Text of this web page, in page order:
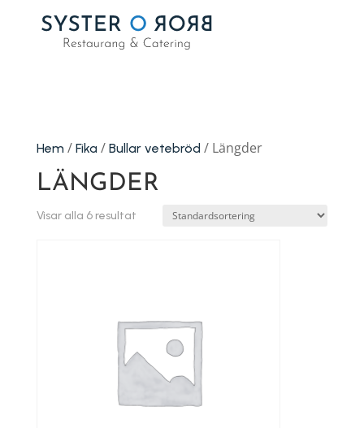
Hem / Fika / Bullar vetebröd / Längder
LÄNGDER
Visar alla 6 resultat